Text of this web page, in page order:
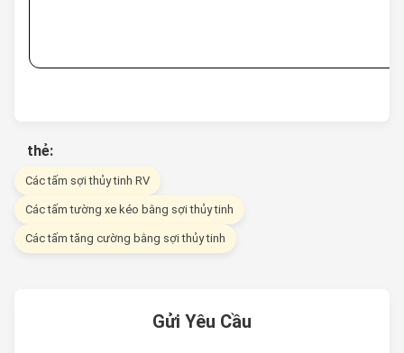
thẻ:
Các tấm sợi thủy tinh RV
Các tấm tường xe kéo bằng sợi thủy tinh
Các tấm tăng cường bằng sợi thủy tinh
Gửi Yêu Cầu